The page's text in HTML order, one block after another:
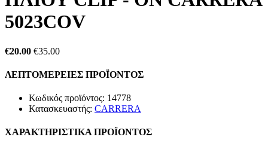
5023COV
€20.00 €35.00
ΛΕΠΤΟΜΕΡΕΙΕΣ ΠΡΟΪΟΝΤΟΣ
Κωδικός προϊόντος: 14778
Κατασκευαστής: CARRERA
ΧΑΡΑΚΤΗΡΙΣΤΙΚΑ ΠΡΟΪΟΝΤΟΣ